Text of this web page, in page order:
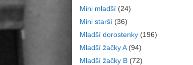
Mini mladší (24)
Mini starší (36)
Mladší dorostenky (196)
Mladší žačky A(94)
Mladší žačky B (72)